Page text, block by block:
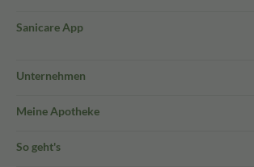
Sanicare App
Unternehmen
Meine Apotheke
So geht's